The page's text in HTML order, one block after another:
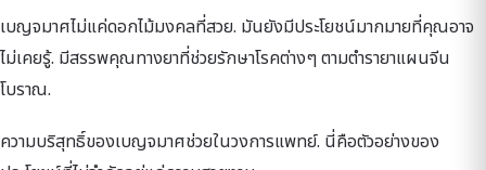
เบญจมาศไม่แค่ดอกไม้มงคลที่สวย. มันยังมีประโยชน์มากมายที่คุณอาจ
ไม่เคยรู้. มีสรรพคุณทางยาที่ช่วยรักษาโรคต่างๆ ตามตำรายาแผนจีน
โบราณ.
ความบริสุทธิ์ของเบญจมาศช่วยในวงการแพทย์. นี่คือตัวอย่างของ